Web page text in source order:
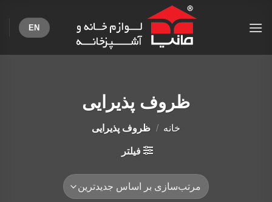
EN
ظروف پذیرایی
خانه / ظروف پذیرایی
فیلتر